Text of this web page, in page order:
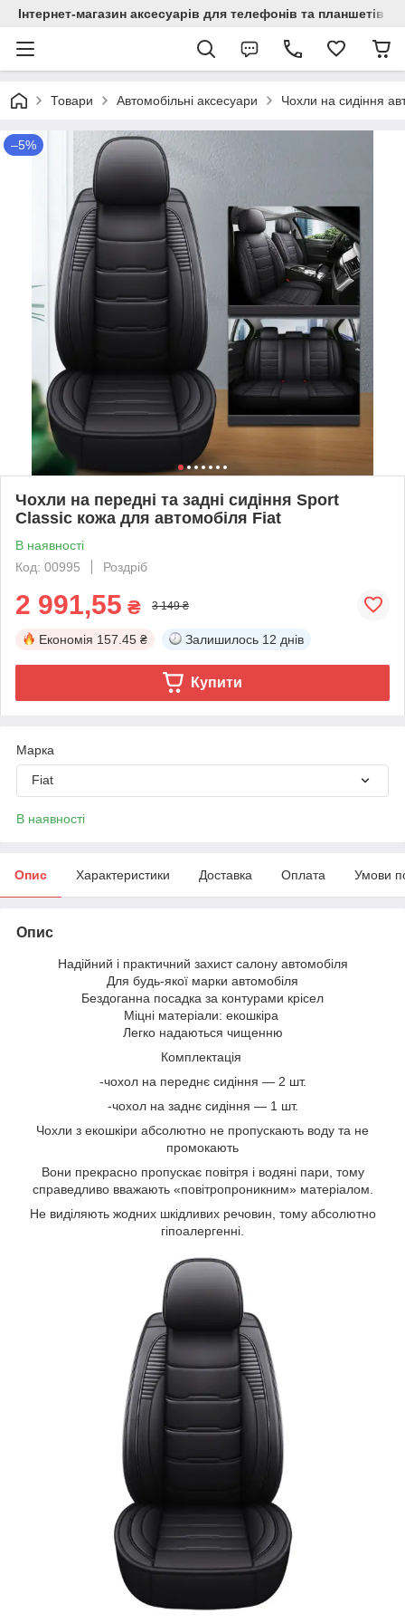
Інтернет-магазин аксесуарів для телефонів та планшетів
Товари Автомобільні аксесуари Чохли на сидіння
–5%
Чохли на передні та задні сидіння Sport
Classic кожа для автомобіля Fiat
В наявності
Код: 00995
Роздріб
2 991,55 ₴ 3 149 ₴
Економія 157.45 ₴ Залишилось 12 днів
Купити
Марка
Fiat
В наявності
Опис Характеристики Доставка Оплата Умови
Опис
Надійний і практичний захист салону автомобіля
Для будь-якої марки автомобіля
Бездоганна посадка за контурами крісел
Міцні матеріали: екошкіра
Легко надаються чищенню
Комплектація
-чохол на переднє сидіння — 2 шт.
-чохол на заднє сидіння — 1 шт.
Чохли з екошкіри абсолютно не пропускають воду та не
промокають
Вони прекрасно пропускає повітря і водяні пари, тому
справедливо вважають «повітропроникним» матеріалом.
Не виділяють жодних шкідливих речовин, тому абсолютно
гіпоалергенні.